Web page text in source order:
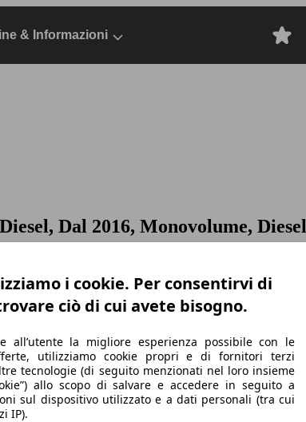
& Informazioni
Dal 2016, Monovolume, Diesel
i cookie. Per consentirvi di
ciò di cui avete bisogno.
all’utente la migliore esperienza possibile con le
utilizziamo cookie propri e di fornitori terzi
tecnologie (di seguito menzionati nel loro insieme
allo scopo di salvare e accedere in seguito a
sul dispositivo utilizzato e a dati personali (tra cui
IP).